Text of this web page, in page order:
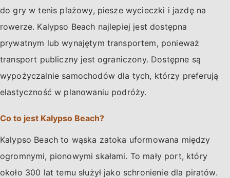
do gry w tenis plażowy, piesze wycieczki i jazdę na
rowerze. Kalypso Beach najlepiej jest dostępna
prywatnym lub wynajętym transportem, ponieważ
transport publiczny jest ograniczony. Dostępne są
wypożyczalnie samochodów dla tych, którzy preferują
elastyczność w planowaniu podróży.
Co to jest Kalypso Beach?
Kalypso Beach to wąska zatoka uformowana między
ogromnymi, pionowymi skałami. To mały port, który
około 300 lat temu służył jako schronienie dla piratów.